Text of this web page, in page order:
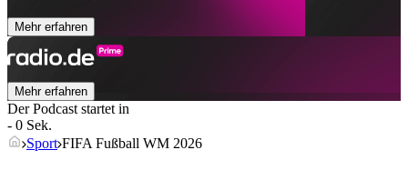
Mehr erfahren
Mehr erfahren
Der Podcast startet in
- 0 Sek.
Sport FIFA Fußball WM 2026